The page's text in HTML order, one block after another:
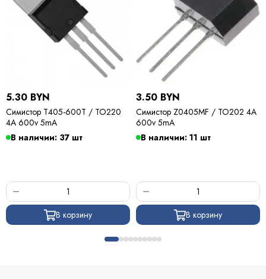
5.30 BYN
Симистор T405-600T / TO220
4A 600v 5mA
В наличии: 37 шт
В корзину
3.50 BYN
Симистор Z0405MF / TO202 4A
600v 5mA
В наличии: 11 шт
В корзину